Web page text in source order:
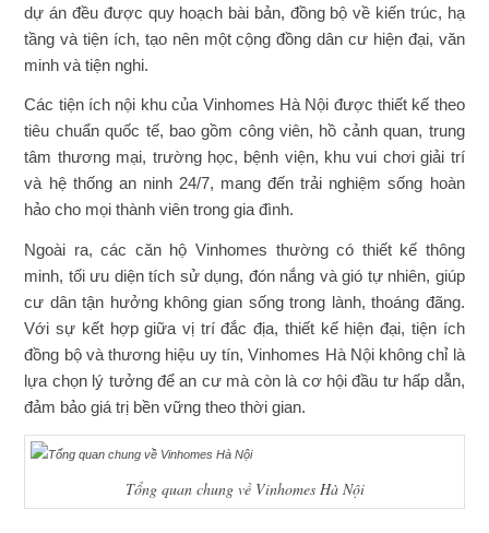
dự án đều được quy hoạch bài bản, đồng bộ về kiến trúc, hạ
tầng và tiện ích, tạo nên một cộng đồng dân cư hiện đại, văn
minh và tiện nghi.
Các tiện ích nội khu của Vinhomes Hà Nội được thiết kế theo
tiêu chuẩn quốc tế, bao gồm công viên, hồ cảnh quan, trung
tâm thương mại, trường học, bệnh viện, khu vui chơi giải trí
và hệ thống an ninh 24/7, mang đến trải nghiệm sống hoàn
hảo cho mọi thành viên trong gia đình.
Ngoài ra, các căn hộ Vinhomes thường có thiết kế thông
minh, tối ưu diện tích sử dụng, đón nắng và gió tự nhiên, giúp
cư dân tận hưởng không gian sống trong lành, thoáng đãng.
Với sự kết hợp giữa vị trí đắc địa, thiết kế hiện đại, tiện ích
đồng bộ và thương hiệu uy tín, Vinhomes Hà Nội không chỉ là
lựa chọn lý tưởng để an cư mà còn là cơ hội đầu tư hấp dẫn,
đảm bảo giá trị bền vững theo thời gian.
Tổng quan chung về Vinhomes Hà Nội